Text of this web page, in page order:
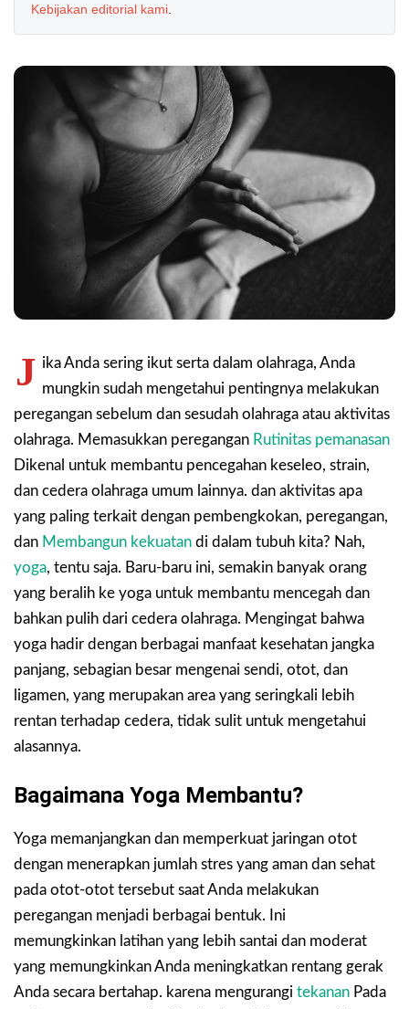
Kebijakan editorial kami
J ika Anda sering ikut serta dalam olahraga, Anda
mungkin sudah mengetahui pentingnya melakukan
peregangan sebelum dan sesudah olahraga atau aktivitas
olahraga. Memasukkan peregangan Rutinitas pemanasan
Dikenal untuk membantu pencegahan keseleo, strain,
dan cedera olahraga umum lainnya. dan aktivitas apa
yang paling terkait dengan pembengkokan, peregangan,
dan Membangun kekuatan di dalam tubuh kita? Nah,
yoga, tentu saja. Baru-baru ini, semakin banyak orang
yang beralih ke yoga untuk membantu mencegah dan
bahkan pulih dari cedera olahraga. Mengingat bahwa
yoga hadir dengan berbagai manfaat kesehatan jangka
panjang, sebagian besar mengenai sendi, otot, dan
ligamen, yang merupakan area yang seringkali lebih
rentan terhadap cedera, tidak sulit untuk mengetahui
alasannya.
Bagaimana Yoga Membantu?
Yoga memanjangkan dan memperkuat jaringan otot
dengan menerapkan jumlah stres yang aman dan sehat
pada otot-otot tersebut saat Anda melakukan
peregangan menjadi berbagai bentuk. Ini
memungkinkan latihan yang lebih santai dan moderat
yang memungkinkan Anda meningkatkan rentang gerak
Anda secara bertahap. karena mengurangi tekanan Pada